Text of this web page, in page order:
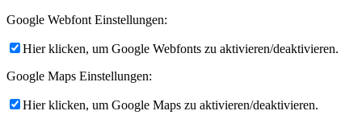
Google Webfont Einstellungen:
Hier klicken, um Google Webfonts zu aktivieren/deaktivieren.
Google Maps Einstellungen:
Hier klicken, um Google Maps zu aktivieren/deaktivieren.